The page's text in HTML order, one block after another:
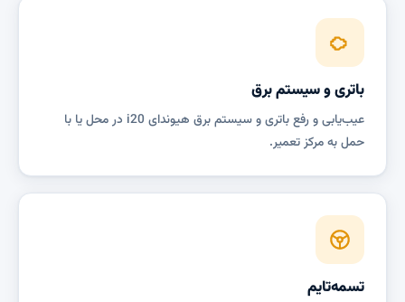
باتری و سیستم برق
عیب‌یابی و رفع باتری و سیستم برق هیوندای i20 در محل یا با
حمل به مرکز تعمیر.
تسمه‌تایم